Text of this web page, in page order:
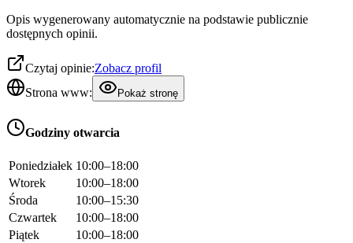
Opis wygenerowany automatycznie na podstawie publicznie
dostępnych opinii.
Czytaj opinie:Zobacz profil
Strona www:
Pokaż stronę
Godziny otwarcia
Poniedziałek 10:00–18:00
Wtorek
10:00–18:00
Środa
10:00–15:30
Czwartek
10:00–18:00
Piątek
10:00–18:00